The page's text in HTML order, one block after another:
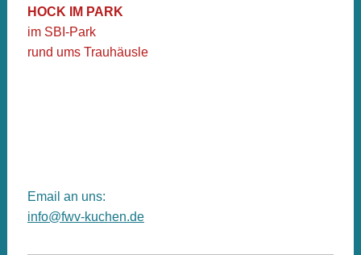
HOCK IM PARK
im SBI-Park
rund ums Trauhäusle
Email an uns:
info@fwv-kuchen.de